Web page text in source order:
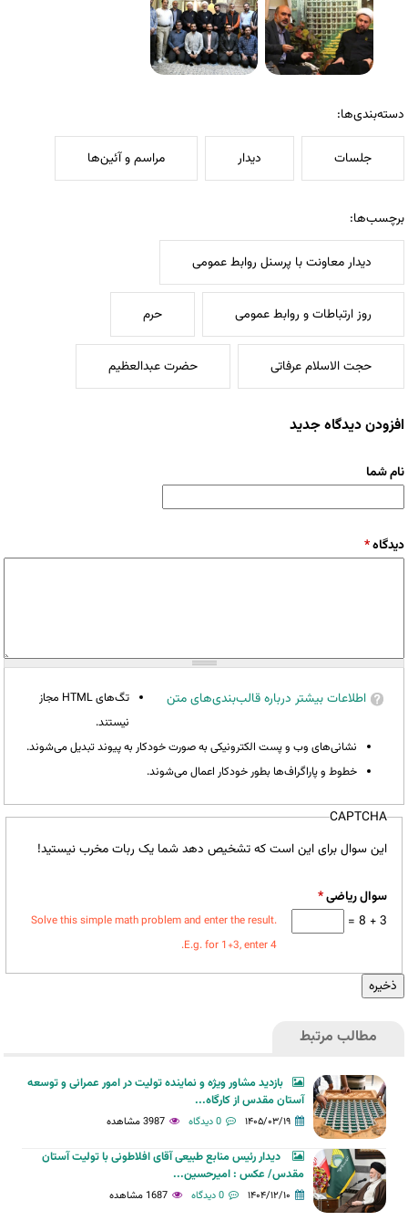
دسته‌بندی‌ها:
جلسات دیدار مراسم و آئین‌ها
برچسب‌ها:
دیدار معاونت با پرسنل روابط عمومی
روز ارتباطات و روابط عمومی حرم
حجت الاسلام عرفاتی حضرت عبدالعظیم
افزودن دیدگاه جدید
نام شما
دیدگاه*
اطلاعات بیشتر درباره قالب‌بندی‌های متن
تگ‌های HTML مجاز
نیستند.
نشانی‌های وب و پست الکترونیکی به صورت خودکار به پیوند تبدیل می‌شوند.
خطوط و پاراگراف‌ها بطور خودکار اعمال می‌شوند.
CAPTCHA
این سوال برای این است که تشخیص دهد شما یک ربات مخرب نیستید!
سوال ریاضی*
3 + 8 =
Solve this simple math problem and enter the result.
E.g. for 1+3, enter 4.
مطالب مرتبط
بازدید مشاور ویژه و نماینده تولیت در امور عمرانی و توسعه
آستان مقدس از کارگاه...
۱۴۰۵/۰۳/۱۹ 0 دیدگاه 3987 مشاهده
دیدار رئیس منابع طبیعی آقای افلاطونی با تولیت آستان
مقدس/ عکس : امیرحسین...
۱۴۰۴/۱۲/۱۰ 0 دیدگاه 1687 مشاهده